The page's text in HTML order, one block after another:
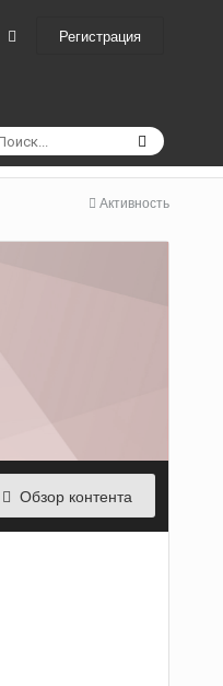
Регистрация
Активность
Обзор контента